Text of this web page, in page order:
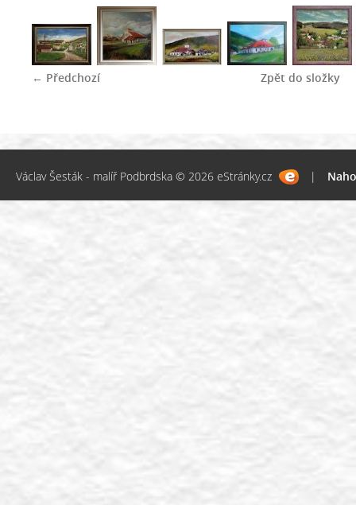
← Předchozí Zpět do složky
Václav Šesták - malíř Podbrdska © 2026 eStránky.cz |